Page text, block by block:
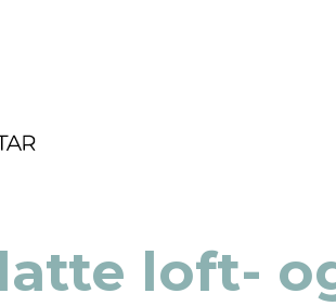
loft-